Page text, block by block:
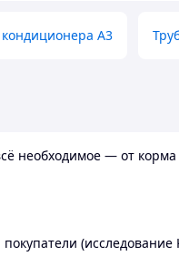
А3
необходимое — от